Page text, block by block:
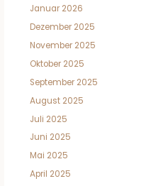
Januar 2026
Dezember 2025
November 2025
Oktober 2025
September 2025
August 2025
Juli 2025
Juni 2025
Mai 2025
April 2025